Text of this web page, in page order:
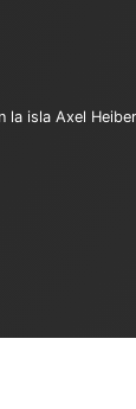
la isla Axel